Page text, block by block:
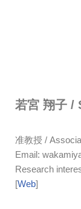
若宮 翔子 /
准教授 /
Email:
Research
[Web]